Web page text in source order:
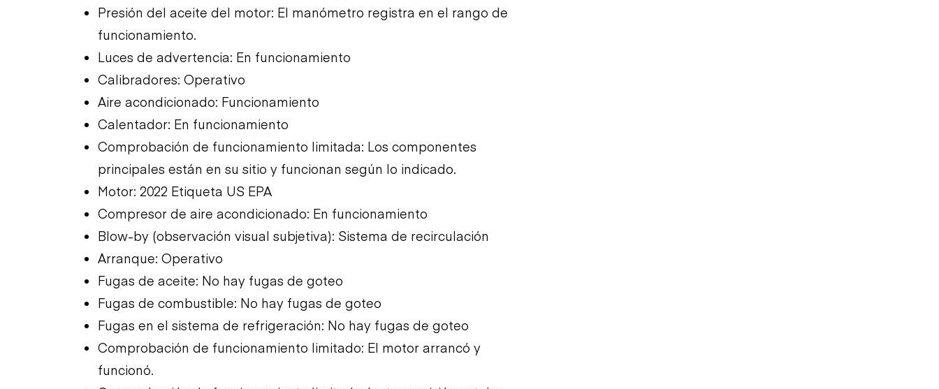
Presión del aceite del motor: El manómetro registra en el rango de
funcionamiento.
Luces de advertencia: En funcionamiento
Calibradores: Operativo
Aire acondicionado: Funcionamiento
Calentador: En funcionamiento
Comprobación de funcionamiento limitada: Los componentes
principales están en su sitio y funcionan según lo indicado.
Motor: 2022 Etiqueta US EPA
Compresor de aire acondicionado: En funcionamiento
Blow-by (observación visual subjetiva): Sistema de recirculación
Arranque: Operativo
Fugas de aceite: No hay fugas de goteo
Fugas de combustible: No hay fugas de goteo
Fugas en el sistema de refrigeración: No hay fugas de goteo
Comprobación de funcionamiento limitado: El motor arrancó y
funcionó.